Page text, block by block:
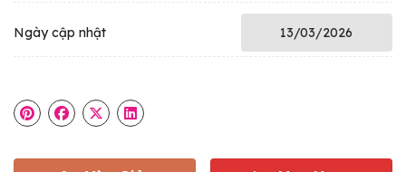
Ngày cập nhật 13/03/2026